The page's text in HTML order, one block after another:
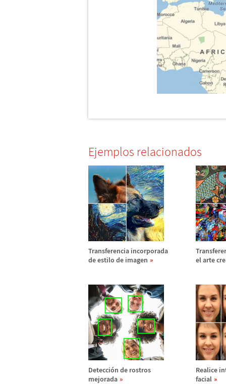
Ejemplos relacionados
Transferencia incorporada
de estilo de imagen
el arte
Detección de rostros
mejorada
Realice
facial